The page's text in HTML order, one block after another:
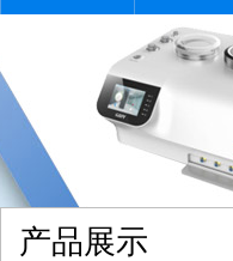
产品展示